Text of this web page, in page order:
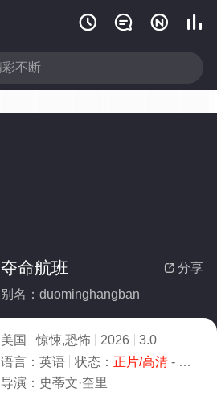
   
 分享
夺命航班
别名：duominghangban
美国 惊悚,恐怖 2026
3.0
语言： 英语 状态： 正片/高清- 免费在线观看
导演： 史蒂文·奎里